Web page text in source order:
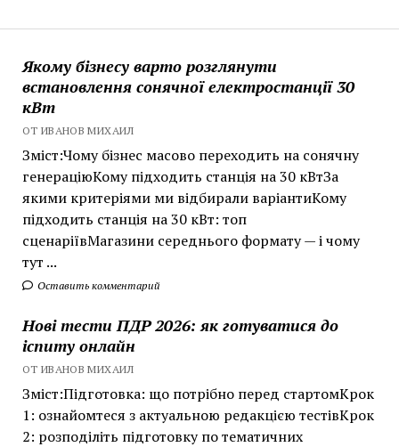
Якому бізнесу варто розглянути
встановлення сонячної електростанції 30
кВт
ОТ ИВАНОВ МИХАИЛ
Зміст:Чому бізнес масово переходить на сонячну
генераціюКому підходить станція на 30 кВтЗа
якими критеріями ми відбирали варіантиКому
підходить станція на 30 кВт: топ
сценаріївМагазини середнього формату — і чому
тут ...
Оставить комментарий
Нові тести ПДР 2026: як готуватися до
іспиту онлайн
ОТ ИВАНОВ МИХАИЛ
Зміст:Підготовка: що потрібно перед стартомКрок
1: ознайомтеся з актуальною редакцією тестівКрок
2: розподіліть підготовку по тематичних